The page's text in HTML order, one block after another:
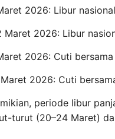
2026: Libur
Maret 2026: Libur
2026: Cuti bersama
2026: Cuti
periode libur
turut (20–24 Maret)